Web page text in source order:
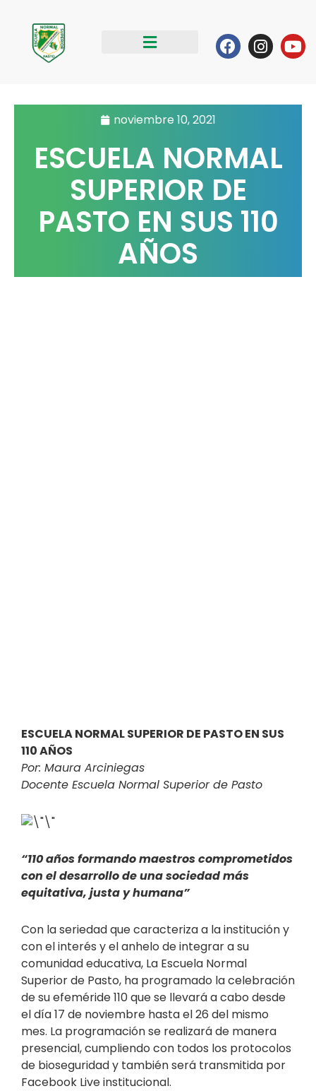
contenido
Facebook
noviembre 10, 2021
ESCUELA NORMAL
SUPERIOR DE
PASTO EN SUS 110
AÑOS
ESCUELA NORMAL SUPERIOR DE PASTO EN SUS
110 AÑOS
Por: Maura Arciniegas
Docente Escuela Normal Superior de Pasto
“110 años formando maestros comprometidos
con el desarrollode una sociedad más
equitativa, justa y humana”
Con la seriedad que caracteriza a la institución y
con el interés y el anhelo de integrar a su
comunidad educativa, La Escuela Normal
Superior de Pasto, ha programado la celebración
de su efeméride 110 que se llevará a cabo desde
el día 17 de noviembre hasta el 26 del mismo
mes. La programación se realizará de manera
presencial, cumpliendo con todos los protocolos
de bioseguridad y también será transmitida por
Facebook Live institucional.